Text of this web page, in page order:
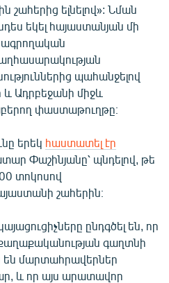
ելնելով»: Նման
եկել հայաստանյան մի
պահանջելով
Ադրբեջանի միջև
փաստաթուղթը։
երեկ հաստատել էր
Փաշինյանը՝ պնդելով, թե
տոկոսով
շահերին։
ընդգծել են, որ
գաղտնի
են մարտահրավերներ
և որ այս արատավոր